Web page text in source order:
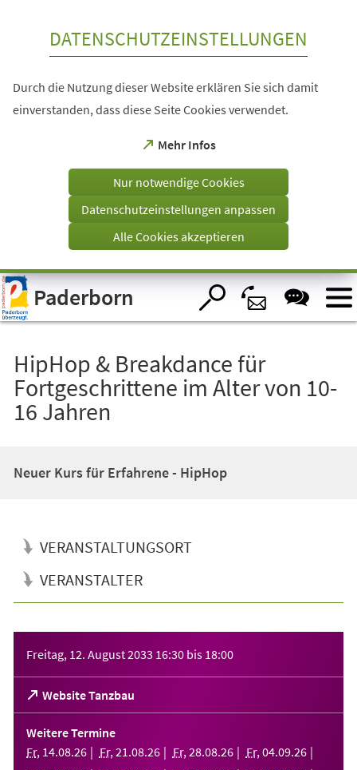
Visuelle
Assistenzsoftware
öffnen.
DATENSCHUTZEINSTELLUNGEN
Durch die Nutzung dieser Website erklären Sie sich damit
einverstanden, dass diese Seite Cookies verwendet.
Mehr Infos
(Öffnet
einem
Tab)
Nur notwendige Cookies
Datenschutzeinstellungen anpassen
Alle Cookies akzeptieren
Paderborn
HipHop & Breakdance für
Fortgeschrittene im Alter von 10-
16 Jahren
Neuer Kurs für Erfahrene - HipHop
VERANSTALTUNGSORT
VERANSTALTER
Freitag, 12. August 2033 16:30 bis 18:00
Website Tanzbau
(Öffnet
in
einem
neuen
Tab)
Weitere Termine
Fr, 14.08.26 Fr, 21 .08.26 Fr, 28.08.26 Fr, 04.09.26